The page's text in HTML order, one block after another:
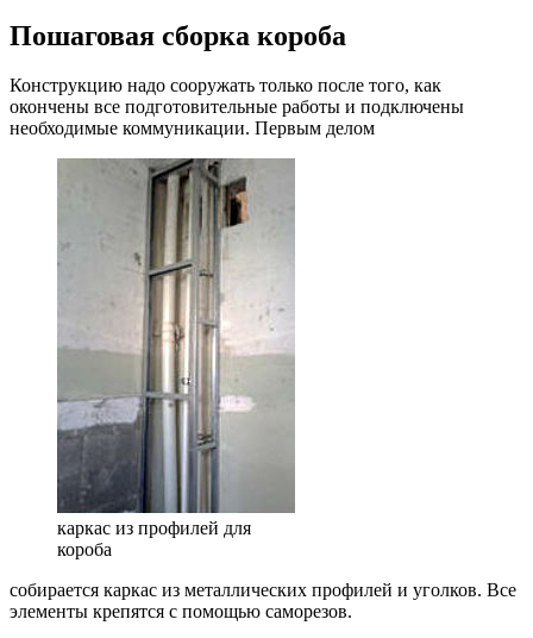
Пошаговая сборка короба
Конструкцию надо сооружать только после того, как
окончены все подготовительные работы и подключены
необходимые коммуникации. Первым делом
каркас из профилей для
короба
собирается каркас из металлических профилей и уголков. Все
элементы крепятся с помощью саморезов.